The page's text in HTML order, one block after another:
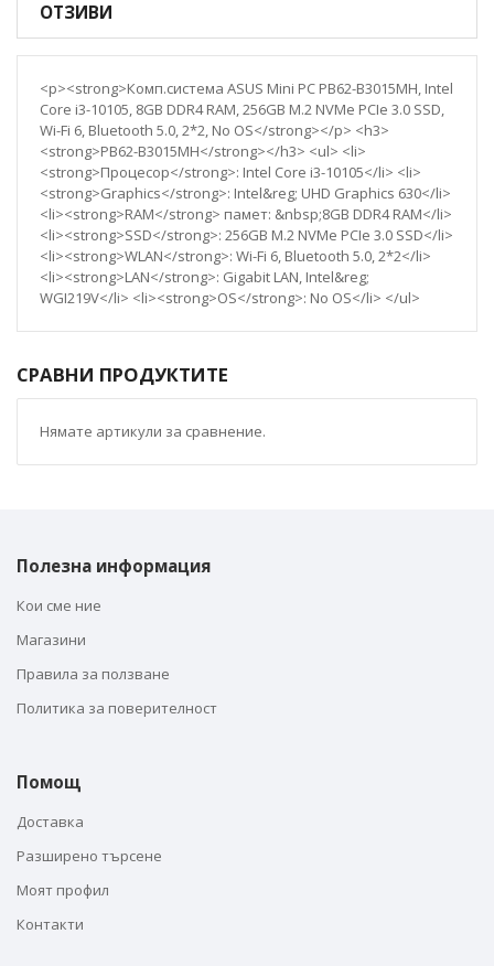
ОТЗИВИ
<p><strong>Комп.система ASUS Mini PC PB62-B3015MH, Intel
Core i3-10105, 8GB DDR4 RAM, 256GB M.2 NVMe PCIe 3.0 SSD,
Wi-Fi 6, Bluetooth 5.0, 2*2, No OS</strong></p> <h3>
<strong>PB62-B3015MH</strong></h3> <ul> <li>
<strong>Процесор</strong>: Intel Core i3-10105</li> <li>
<strong>Graphics</strong>: Intel&reg; UHD Graphics 630</li>
<li><strong>RAM</strong> памет: &nbsp;8GB DDR4 RAM</li>
<li><strong>SSD</strong>: 256GB M.2 NVMe PCIe 3.0 SSD</li>
<li><strong>WLAN</strong>: Wi-Fi 6, Bluetooth 5.0, 2*2</li>
<li><strong>LAN</strong>: Gigabit LAN, Intel&reg;
WGI219V</li> <li><strong>OS</strong>: No OS</li> </ul>
СРАВНИ ПРОДУКТИТЕ
Нямате артикули за сравнение.
Полезна информация
Кои сме ние
Магазини
Правила за ползване
Политика за поверителност
Помощ
Доставка
Разширено търсене
Моят профил
Контакти